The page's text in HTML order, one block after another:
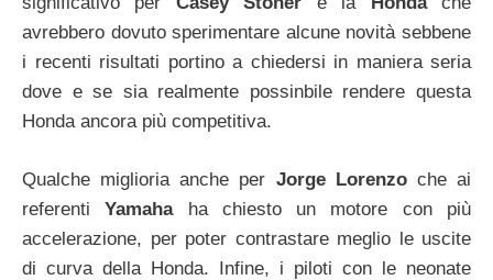
avrebbero dovuto sperimentare alcune novità sebbene
i recenti risultati portino a chiedersi in maniera seria
dove e se sia realmente possinbile rendere questa
Honda ancora più competitiva.
Qualche miglioria anche per Jorge Lorenzoche ai
referentiYamahaha chiesto un motore con più
accelerazione, per poter contrastare meglio le uscite
di curva della Honda. Infine, i piloti con le neonate